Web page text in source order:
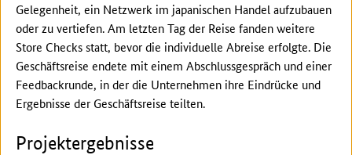
Gelegenheit, ein Netzwerk im japanischen Handel aufzubauen
oder zu vertiefen. Am letzten Tag der Reise fanden weitere
Store Checks statt, bevor die individuelle Abreise erfolgte. Die
Geschäftsreise endete mit einem Abschlussgespräch und einer
Feedbackrunde, in der die Unternehmen ihre Eindrücke und
Ergebnisse der Geschäftsreise teilten.
Projektergebnisse